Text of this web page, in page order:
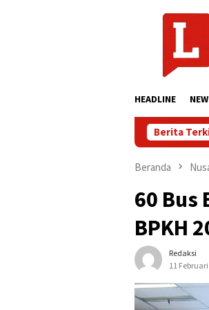
HEADLINE
Berita
Beranda
60 Bus
BPKH
Redaksi
11